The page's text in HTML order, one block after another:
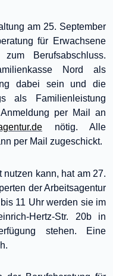
am 25. September
für Erwachsene
Berufsabschluss.
Nord als
dabei sein und die
als Familienleistung
per Mail an
nötig. Alle
per Mail zugeschickt.
kann, hat am 27.
der Arbeitsagentur
11 Uhr werden sie im
Hertz-Str. 20b in
stehen. Eine